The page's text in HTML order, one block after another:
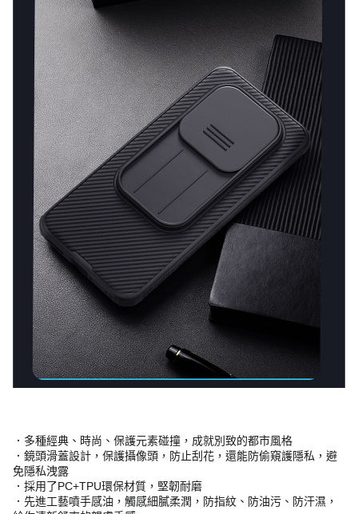
．多種經典、時尚、保護元素碰撞，成就別致的都市風格
．鏡頭滑蓋設計，保護攝像頭，防止刮花，還能防偷窺護隱私，避
免隱私洩露
．採用了PC+TPU環保材質，堅韌耐磨
．先進工藝噴手感油，觸感細膩柔潤，防指紋、防油污、防汗濕，